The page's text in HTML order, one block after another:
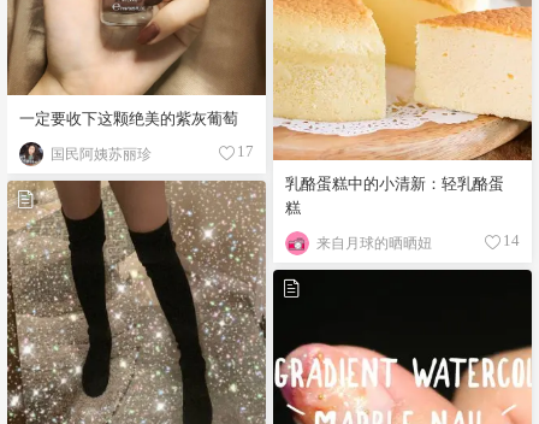
一定要收下这颗绝美的紫灰葡萄
国民阿姨苏丽珍 17
乳酪蛋糕中的小清新：轻乳酪蛋
糕
来自月球的晒晒妞 14